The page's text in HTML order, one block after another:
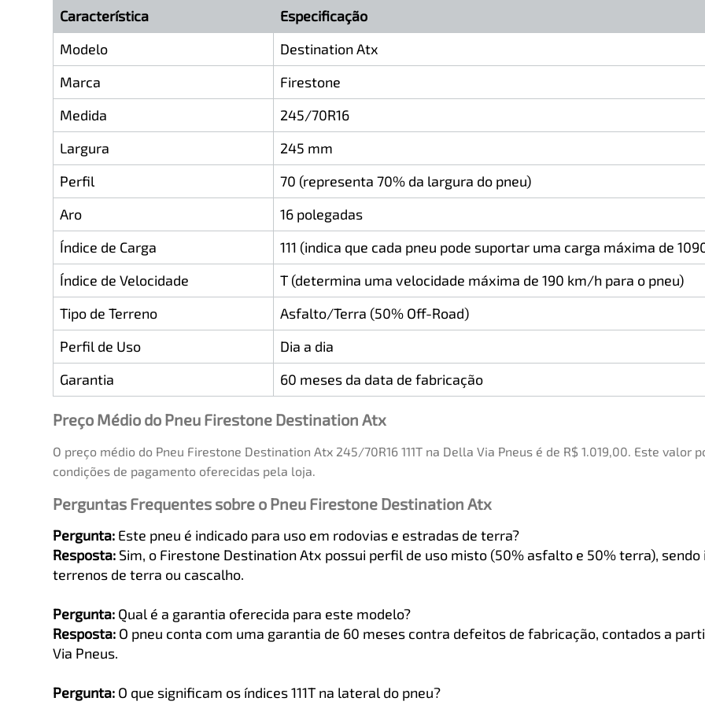
Característica
Especificação
Modelo
Destination Atx
Marca
Firestone
Medida
245/70R16
Largura
245 mm
Perfil
70 (representa 70% da largura do pneu)
Aro
16 polegadas
Índice de Carga
111 (indica que cada pneu pode suportar uma carga máxima de
Índice de Velocidade
T (determina uma velocidade máxima de 190 km/h para o pneu)
Tipo de Terreno
Asfalto/Terra (50% Off-Road)
Perfil de Uso
Dia a dia
Garantia
60 meses da data de fabricação
Preço Médio do Pneu Firestone Destination Atx
O preço médio do Pneu Firestone Destination Atx 245/70R16 111T na Della Via Pneus é de R$ 1.019,00. Este
condições de pagamento oferecidas pela loja.
Perguntas Frequentes sobre o Pneu Firestone Destination Atx
Pergunta: Este pneu é indicado para uso em rodovias e estradas de terra?
Resposta: Sim, o Firestone Destination Atx possui perfil de uso misto (50% asfalto e 50% terra),
terrenos de terra ou cascalho.
Pergunta: Qual é a garantia oferecida para este modelo?
Resposta: O pneu conta com uma garantia de 60 meses contra defeitos de fabricação, contados a
Via Pneus.
Pergunta: O que significam os índices 111T na lateral do pneu?